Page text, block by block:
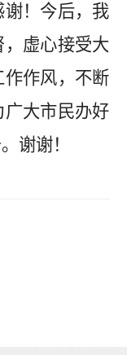
！今后，我
虚心接受大
作风，不断
大市民办好
谢谢！